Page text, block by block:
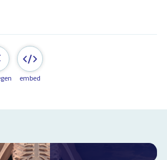
embed